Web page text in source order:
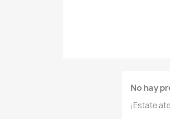
No hay
¡Estate
Nombre de la lista de deseos